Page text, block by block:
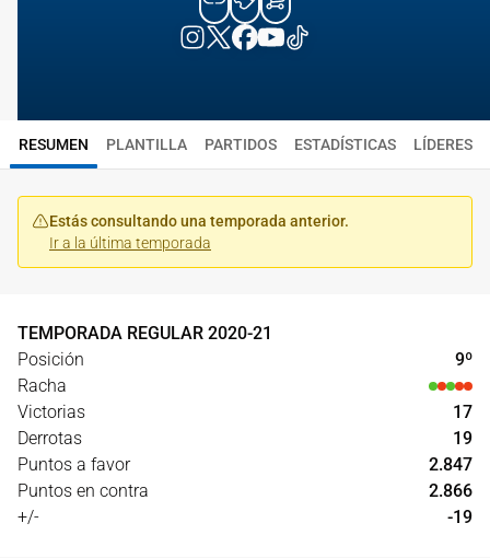
RESUMEN PLANTILLA PARTIDOS ESTADÍSTICAS LÍDERES
Estás consultando una temporada anterior.
Ir a la última temporada
TEMPORADA REGULAR 2020-21
Posición
9º
Racha
Victorias
17
Derrotas
19
Puntos a favor
2.847
Puntos en contra
2.866
+/-
-19